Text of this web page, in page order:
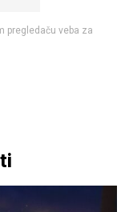
pregledaču veba za